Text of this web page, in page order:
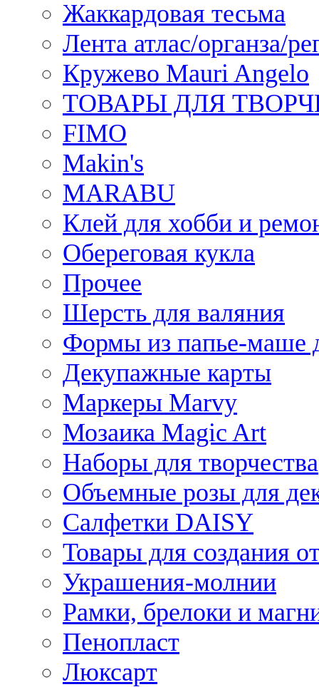
Жаккардовая тесьма
Лента атлас/органза/
Кружево Mauri Angelo
ТОВАРЫ ДЛЯ
FIMO
Makin's
MARABU
Клей для хобби и
Обереговая кукла
Прочее
Шерсть для валяния
Формы из папье-маше
Декупажные карты
Маркеры Marvy
Мозаика Magic Art
Наборы для творчества
Объемные розы для
Салфетки DAISY
Товары для создания
Украшения-молнии
Рамки, брелоки и
Пенопласт
Люксарт